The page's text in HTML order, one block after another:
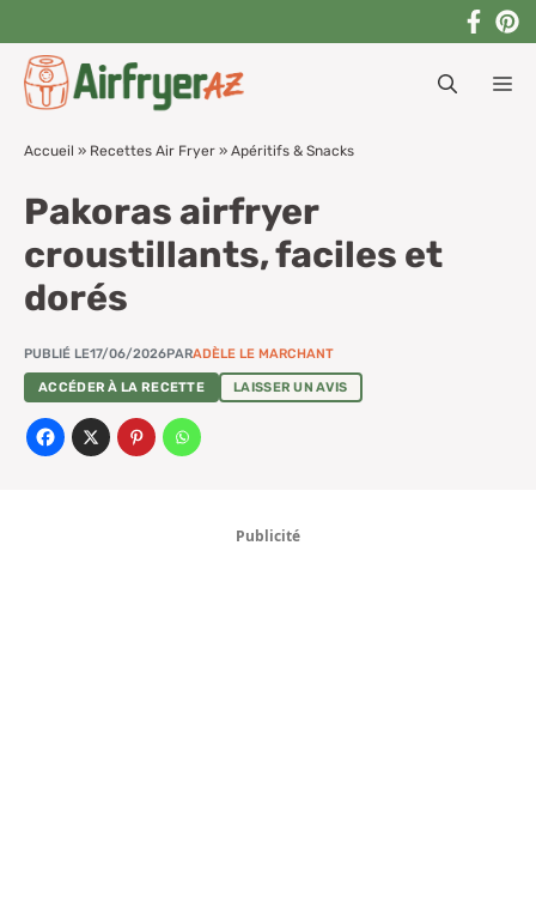
contenu
Accueil » Recettes Air Fryer » Apéritifs & Snacks
Pakoras airfryer
croustillants, faciles et
dorés
PUBLIÉ LE17/06/2026PARADÈLE LE MARCHANT
ACCÉDER À LA RECETTE LAISSER UN AVIS
Publicité